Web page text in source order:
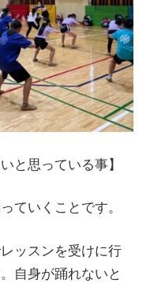
と思っている事】
ていくことです。
ッスンを受けに行
自身が踊れないと